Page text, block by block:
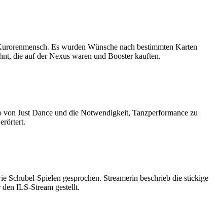
Es wurden Wünsche nach bestimmten Karten
die auf der Nexus waren und Booster kauften.
Just Dance und die Notwendigkeit, Tanzperformance zu
Schubel-Spielen gesprochen. Streamerin beschrieb die stickige
ILS-Stream gestellt.